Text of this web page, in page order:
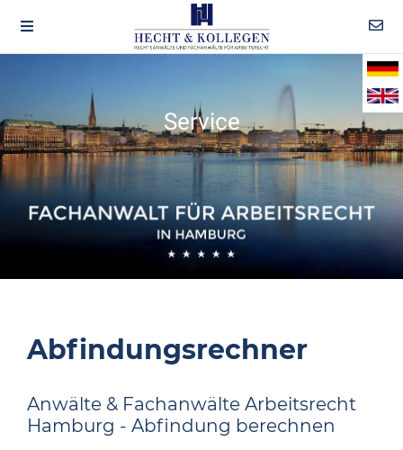
Service
Abfindungsrechner
Anwälte & Fachanwälte Arbeitsrecht
Hamburg - Abfindung berechnen